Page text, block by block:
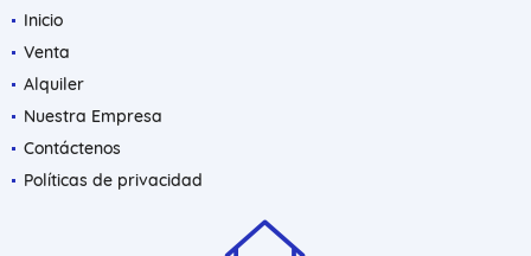
Inicio
Venta
Alquiler
Nuestra Empresa
Contáctenos
Políticas de privacidad